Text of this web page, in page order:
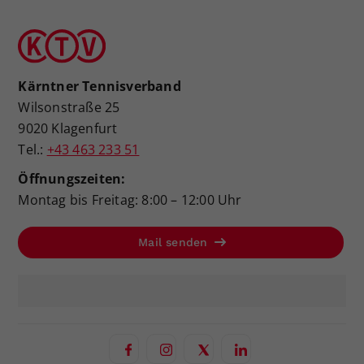
Kärntner Tennisverband
Wilsonstraße 25
9020 Klagenfurt
Tel.: +43 463 233 51
Öffnungszeiten:
Montag bis Freitag: 8:00 – 12:00 Uhr
Mail senden